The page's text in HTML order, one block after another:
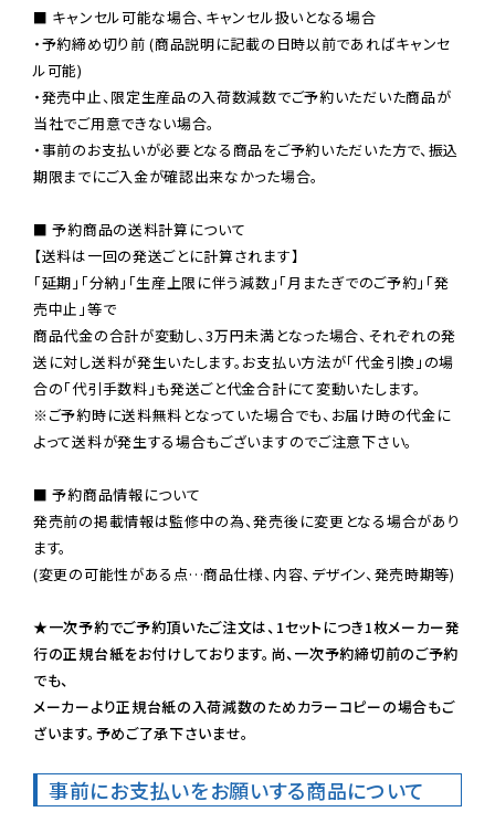
■ キャンセル可能な場合、キャンセル扱いとなる場合
・予約締め切り前 (商品説明に記載の日時以前であればキャンセ
ル可能)
・発売中止、限定生産品の入荷数減数でご予約いただいた商品が
当社でご用意できない場合。
・事前のお支払いが必要となる商品をご予約いただいた方で、振込
期限までにご入金が確認出来なかった場合。
■ 予約商品の送料計算について
【送料は一回の発送ごとに計算されます】
「延期」「分納」「生産上限に伴う減数」「月またぎでのご予約」「発
売中止」等で
商品代金の合計が変動し、3万円未満となった場合、それぞれの発
送に対し送料が発生いたします。お支払い方法が「代金引換」の場
※ご予約時に送料無料となっていた場合でも、お届け時の代金に
よって送料が発生する場合もございますのでご注意下さい。
■ 予約商品情報について
発売前の掲載情報は監修中の為、発売後に変更となる場合があり
ます。
(変更の可能性がある点…商品仕様、内容、デザイン、発売時期等)
★一次予約でご予約頂いたご注文は、1セットにつき1枚メーカー発
行の正規台紙をお付けしております。尚、一次予約締切前のご予約
でも、
メーカーより正規台紙の入荷減数のためカラーコピーの場合もご
ざいます。予めご了承下さいませ。
事前にお支払いをお願いする商品について